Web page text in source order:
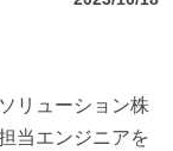
リューション株
当エンジニアを